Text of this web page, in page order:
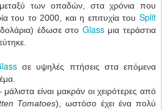
μεταξύ των οπαδών, στα χρόνια που
του το 2000, και η επιτυχία του Split
έδωσε στο Glassμια τεράστια
σε υψηλές πτήσεις στα επόμενα
μάλιστα είναι μακράν οι χειρότερες από
Tomatoes), ωστόσο έχει ένα πολύ